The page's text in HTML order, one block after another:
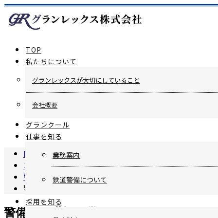
TOP
私たちについて
グランレックスが大切にしていること
会社概要
グランクール
仕事を知る
業務案内
鉄道警備について
採用を知る
HOME
コラム
警備
警備員の職場で学べることとは？
警備員の職場で学べることとは？